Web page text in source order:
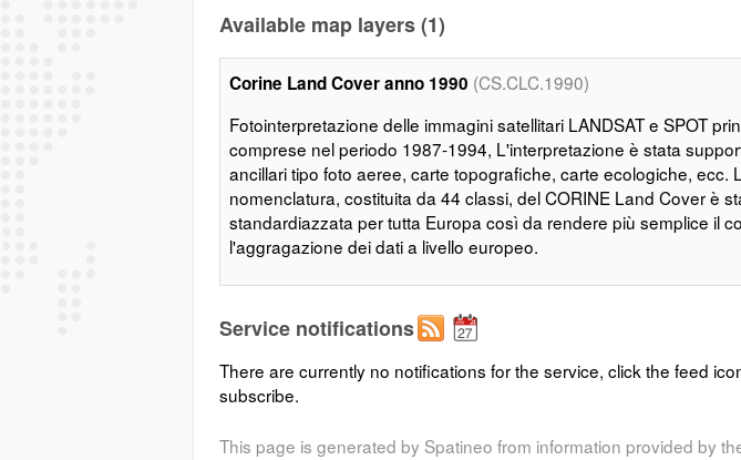
Available map layers (1)
Corine Land Cover anno 1990 (CS.CLC.1990)
Fotointerpretazione delle immagini satellitari LANDSAT e SPOT
comprese nel periodo 1987-1994, L'interpretazione è stata
ancillari tipo foto aeree, carte topografiche, carte ecologiche, ecc.
nomenclatura, costituita da 44 classi, del CORINE Land Cover è
standardiazzata per tutta Europa così da rendere più semplice il
l'aggragazione dei dati a livello europeo.
Service notifications
There are currently no notifications for the service, click the feed
subscribe.
This page is generated by Spatineo from information provided by